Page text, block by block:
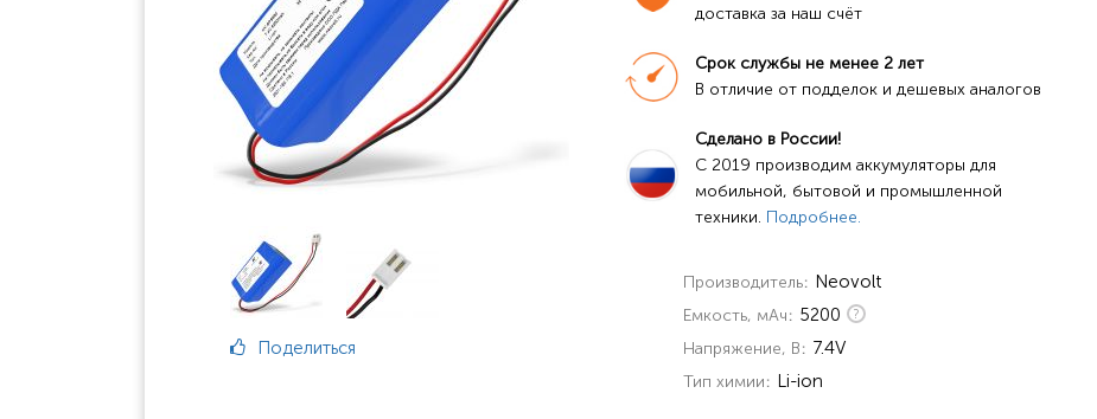
Поделиться
доставка за наш счёт
Срок службы не менее 2 лет
В отличие от подделок и дешевых аналогов
Сделано в России!
C 2019 производим аккумуляторы для
мобильной, бытовой и промышленной
техники. Подробнее.
Производитель Neovolt
Емкость, мАч 5200
Напряжение, В 7.4V
Тип химии Li-ion